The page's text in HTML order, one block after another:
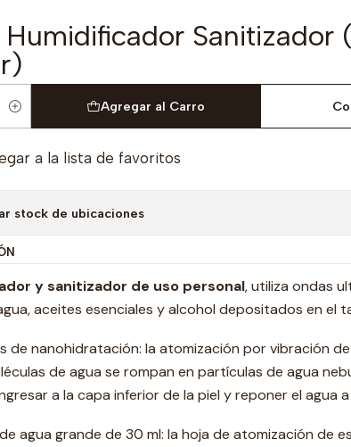
Humidificador Sanitizador
Agregar al Carro
a la lista de favoritos
stock de ubicaciones
y sanitizador de uso personal, utiliza ondas
aceites esenciales y alcohol depositados en el
de nanohidratación: la atomización por vibración
de agua se rompan en partículas de agua
a la capa inferior de la piel y reponer el agua
agua grande de 30 ml: la hoja de atomización de